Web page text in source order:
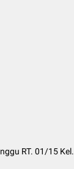
RT. 01/15